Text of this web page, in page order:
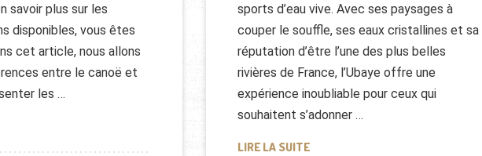
savoir plus sur les
disponibles, vous êtes
cet article, nous allons
entre le canoë et
les …
KAYAK : QUELLES SONT LES DIFFÉRENCES ET LEQUEL CHOISIR ?
sports d’eau vive. Avec ses paysages à
couper le souffle, ses eaux cristallines et sa
réputation d’être l’une des plus belles
rivières de France, l’Ubaye offre une
expérience inoubliable pour ceux qui
souhaitent s’adonner …
LIRE LA SUITEL’AVENTURE DU RAFTING DANS